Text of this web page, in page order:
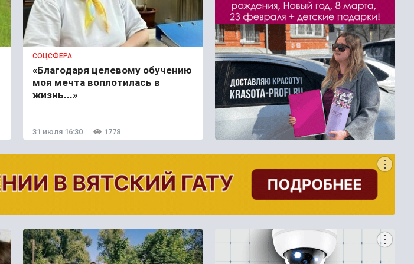
СОЦСФЕРА
«Благодаря целевому обучению
моя мечта воплотилась в
жизнь...»
31 июля 16:30 1778